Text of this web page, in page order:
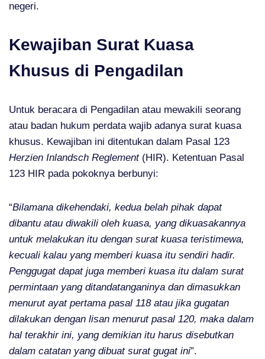
negeri.
Kewajiban Surat Kuasa
Khusus di Pengadilan
Untuk beracara di Pengadilan atau mewakili seorang
atau badan hukum perdata wajib adanya surat kuasa
khusus. Kewajiban ini ditentukan dalam Pasal 123
Herzien Inlandsch Reglement(HIR). Ketentuan Pasal
123 HIR pada pokoknya berbunyi:
“Bilamana dikehendaki, kedua belah pihak dapat
dibantu atau diwakili oleh kuasa, yang dikuasakannya
untuk melakukan itu dengan surat kuasa teristimewa,
kecuali kalau yang memberi kuasa itu sendiri hadir.
Penggugat dapat juga memberi kuasa itu dalam surat
permintaan yang ditandatanganinya dan dimasukkan
menurut ayat pertama pasal 118 atau jika gugatan
dilakukan dengan lisan menurut pasal 120, maka dalam
hal terakhir ini, yang demikian itu harus disebutkan
dalam catatan yang dibuat surat gugat ini”.